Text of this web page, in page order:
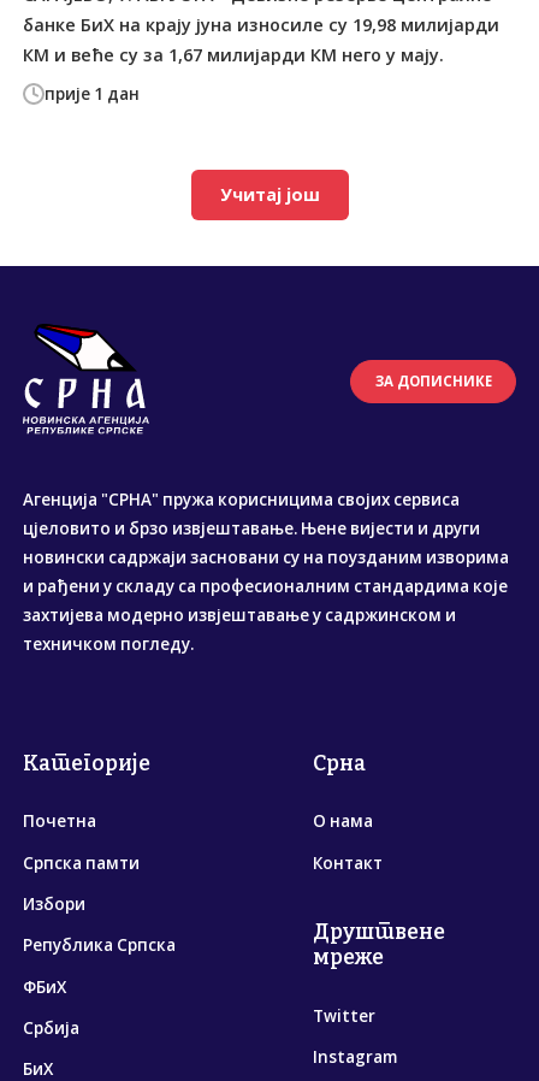
прије 1 дан
банке БиХ на крају јуна износиле су 19,98 милијарди
КМ и веће су за 1,67 милијарди КМ него у мају.
Учитај још
ЗА ДОПИСНИКЕ
Агенција "СРНА" пружа корисницима својих сервиса
цјеловито и брзо извјештавање. Њене вијести и други
новински садржаји засновани су на поузданим изворима
и рађени у складу са професионалним стандардима које
захтијева модерно извјештавање у садржинском и
техничком погледу.
Категорије
Почетна
Српска памти
Избори
Република Српска
ФБиХ
Србија
БиХ
Срна
О нама
Контакт
Друштвене
мреже
Twitter
Instagram